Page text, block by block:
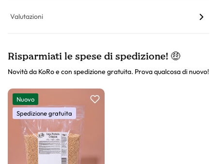
Valutazioni
Risparmiati le spese di spedizione! 🤑
Novità da KoRo e con spedizione gratuita. Prova qualcosa di nuovo!
Slider prodotto
Nuovo
Spedizione gratuita